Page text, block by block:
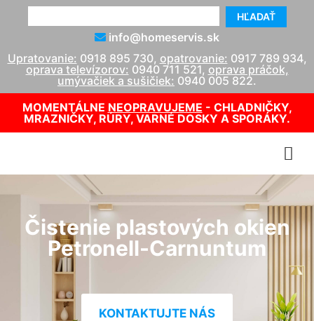
HĽADAŤ
info@homeservis.sk
Upratovanie: 0918 895 730, opatrovanie: 0917 789 934,
oprava televízorov: 0940 711 521, oprava práčok,
umývačiek a sušičiek: 0940 005 822.
MOMENTÁLNE NEOPRAVUJEME - CHLADNIČKY,
MRAZNIČKY, RÚRY, VARNÉ DOSKY A SPORÁKY.
Čistenie plastových okien
Petronell-Carnuntum
KONTAKTUJTE NÁS